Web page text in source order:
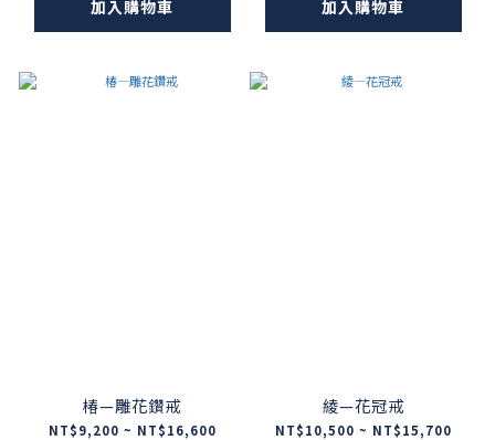
加入購物車 加入購物車
椿—雕花鑽戒
NT$9,200 ~ NT$16,600
綾—花冠戒
NT$10,500 ~ NT$15,700